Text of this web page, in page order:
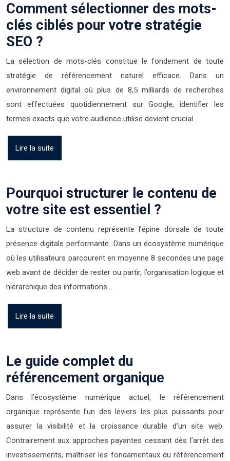
Comment sélectionner des mots-
clés ciblés pour votre stratégie
SEO ?
La sélection de mots-clés constitue le fondement de toute
stratégie de référencement naturel efficace. Dans un
environnement digital où plus de 8,5 milliards de recherches
sont effectuées quotidiennement sur Google, identifier les
termes exacts que votre audience utilise devient crucial…
Lire la suite
Pourquoi structurer le contenu de
votre site est essentiel ?
La structure de contenu représente l’épine dorsale de toute
présence digitale performante. Dans un écosystème numérique
où les utilisateurs parcourent en moyenne 8 secondes une page
web avant de décider de rester ou partir, l’organisation logique et
hiérarchique des informations…
Lire la suite
Le guide complet du
référencement organique
Dans l’écosystème numérique actuel, le référencement
organique représente l’un des leviers les plus puissants pour
assurer la visibilité et la croissance durable d’un site web.
Contrairement aux approches payantes cessant dès l’arrêt des
investissements, maîtriser les fondamentaux du référencement